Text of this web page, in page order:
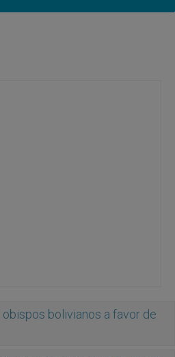
bolivianos a favor de